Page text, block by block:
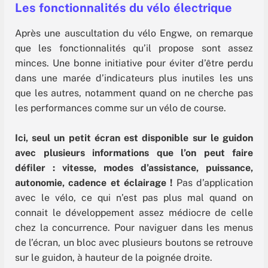
Les fonctionnalités du vélo électrique
Après une auscultation du vélo Engwe, on remarque
que les fonctionnalités qu’il propose sont assez
minces. Une bonne initiative pour éviter d’être perdu
dans une marée d’indicateurs plus inutiles les uns
que les autres, notamment quand on ne cherche pas
les performances comme sur un vélo de course.
Ici, seul un petit écran est disponible sur le guidon
avec plusieurs informations que l’on peut faire
défiler : vitesse, modes d’assistance, puissance,
autonomie, cadence et éclairage ! Pas d’application
avec le vélo, ce qui n’est pas plus mal quand on
connait le développement assez médiocre de celle
chez la concurrence. Pour naviguer dans les menus
de l’écran, un bloc avec plusieurs boutons se retrouve
sur le guidon, à hauteur de la poignée droite.